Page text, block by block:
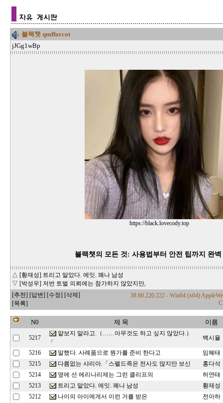
블랙챗 qmfforcot
jJGg1wBp
https://black.lovecody.top
블랙챗의 모든 것: 사용법부터 안전 팁까지 완벽
△ [황재성] 트리고 말았다. 에잇. 꽤나 남성
▽ [박성우] 저번 토벌 의뢰에는 참가하지 않았지만,
[추천] [답변] [수정] [삭제]
[목록]
38.60.220.222 - Win64 (x64)
N0 제 목 이름
5217
얕보지 말라고.（……아무것도 하고 싶지 않았다.）
「
백시율
5216 말했다. 사례품으로 뭔가를 준비 한다고
임혜태
5215
다름없는 샤리아.「스펠드족은 전사도 많지만 보신
홍다석
5214
옆에 선 에리나리제는 그런 클리프의
허연태
5213
트리고 말았다. 에잇. 꽤나 남성
황재성
5212
나이의 아이에게서 이런 거를 받은
전아하